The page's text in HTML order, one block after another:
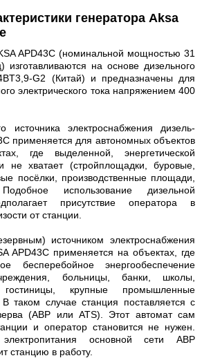
генератора Aksa
APD43C (номинальной мощностью 31
изготавливаются на основе дизельного
G2 (Китай) и предназначены для
электрического тока напряжением 400
источника электроснабжения дизель-
применяется для автономных объектов
где выделенной, энергетической
не хватает (стройплощадки, буровые,
посёлки, производственные площади,
использование дизельной
присутствие оператора в
от станции.
источником электроснабжения
APD43C применяется на объектах, где
бесперебойное энергообеспечение
больницы, банки, школы,
крупные промышленные
таком случае станция поставляется с
(АВР или ATS). Этот автомат сам
и оператор становится не нужен.
основной сети АВР
станцию в работу.